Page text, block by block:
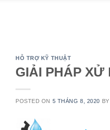
HỖ TRỢ KỸ THUẬT
GIẢI PHÁP XỬ
POSTED ON 5 THÁNG 8, 2020